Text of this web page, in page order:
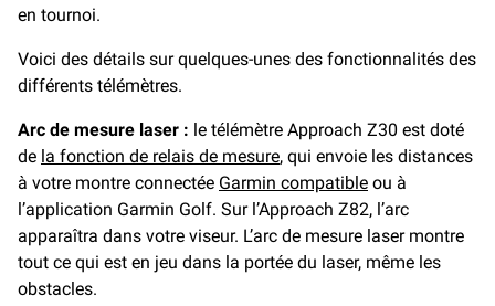
en tournoi.
Voici des détails sur quelques-unes des fonctionnalités des
différents télémètres.
Arc de mesure laser : le télémètre Approach Z30 est doté
de la fonction de relais de mesure, qui envoie les distances
à votre montre connectée Garmin compatible ou à
l’application Garmin Golf. Sur l’Approach Z82, l’arc
apparaîtra dans votre viseur. L’arc de mesure laser montre
tout ce qui est en jeu dans la portée du laser, même les
obstacles.